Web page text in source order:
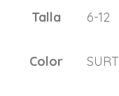
Talla
6-12
Color SURT